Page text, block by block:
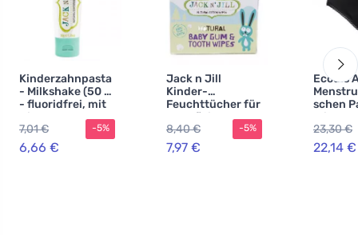
Kinderzahnpasta
- Milkshake (50 g)
- fluoridfrei, mit
Bio-Calendula-
Extrakt
7,01 €
6,66 €
-5%
Jack n Jill
Kinder-
Feuchttücher für
Zahnfleisch und
Zähne (25 Stück)
8,40 €
7,97 €
-5%
Ecodis
schen
mittlere
23,30 €
22,14 €